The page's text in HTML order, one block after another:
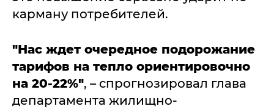
карману потребителей.
"Нас ждет очередное подорожание
тарифов на тепло ориентировочно
на 20-22%", – спрогнозировал глава
департамента жилищно-